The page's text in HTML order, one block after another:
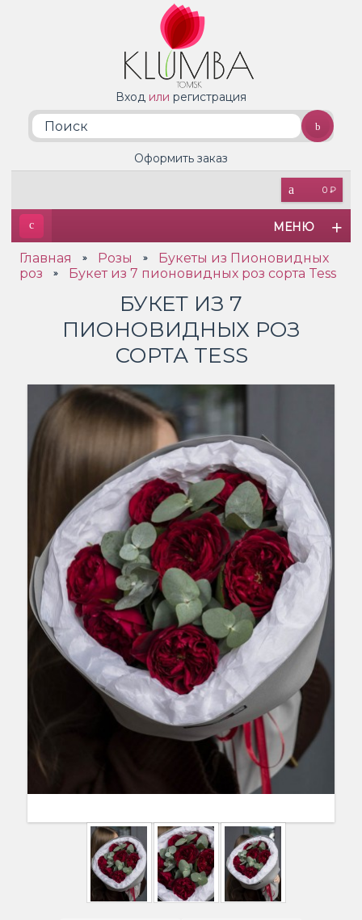
Вход или регистрация
0 ₽
Оформить заказ
МЕНЮ
Главная » Розы »
Букеты из Пионовидных
роз
» Букет из 7 пионовидных роз сорта Tess
БУКЕТ ИЗ 7
ПИОНОВИДНЫХ РОЗ
СОРТА TESS